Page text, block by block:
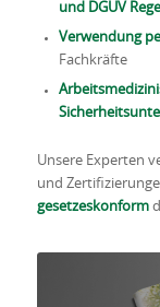
und DGUV
Verwendung
Fachkräfte
Unsere Experten
und
gesetzeskonform